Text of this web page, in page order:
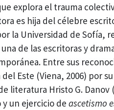
explora el trauma
es hija del célebre
la Universidad de Sofía,
de las escritoras y
Entre sus
Este (Viena, 2006) por
literatura Hristo G. Danov
y un ejercicio deascetismo